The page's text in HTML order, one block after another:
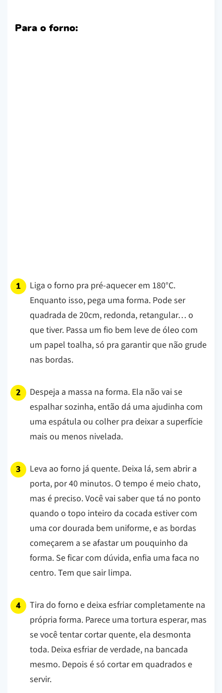
Para o forno:
Liga o forno pra pré-aquecer em 180°C.
Enquanto isso, pega uma forma. Pode ser
quadrada de 20cm, redonda, retangular… o
que tiver. Passa um fio bem leve de óleo com
um papel toalha, só pra garantir que não grude
nas bordas.
Despeja a massa na forma. Ela não vai se
espalhar sozinha, então dá uma ajudinha com
uma espátula ou colher pra deixar a superfície
mais ou menos nivelada.
Leva ao forno já quente. Deixa lá, sem abrir a
porta, por 40 minutos. O tempo é meio chato,
mas é preciso.Você vai saber que tá no ponto
quando o topo inteiro da cocada estiver com
uma cor dourada bem uniforme, e as bordas
começarem a se afastar um pouquinho da
forma. Se ficar com dúvida, enfia uma faca no
centro. Tem que sair limpa.
Tira do forno e deixa esfriar completamente na
própria forma. Parece uma tortura esperar, mas
se você tentar cortar quente, ela desmonta
toda. Deixa esfriar de verdade, na bancada
mesmo. Depois é só cortar em quadrados e
servir.